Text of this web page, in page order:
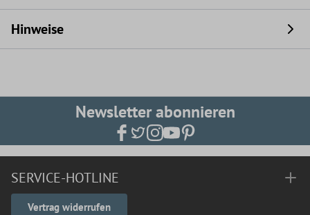
Hinweise
Newsletter abonnieren
SERVICE-HOTLINE
Vertrag widerrufen